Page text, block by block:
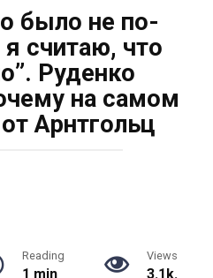
было не по-
считаю, что
Руденко
на самом
Арнтгольц
Reading
1 min
Views
3.1k.